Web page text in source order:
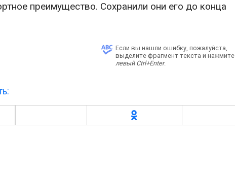
преимущество. Сохранили они его до конца
Если вы нашли ошибку, пожалуйста,
выделите фрагмент текста и нажмите
левый Ctrl+Enter.